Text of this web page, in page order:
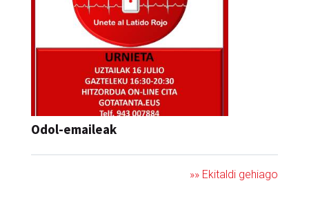
Odol-emaileak
»» Ekitaldi gehiago